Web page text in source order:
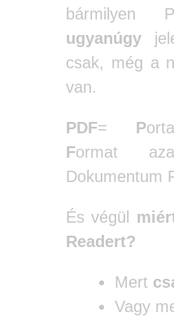
bármilyen
ugyanúgy
csak, még a
van.
PDF= P
Format
Dokumentum
És végül
Readert?
Mert
Vagy